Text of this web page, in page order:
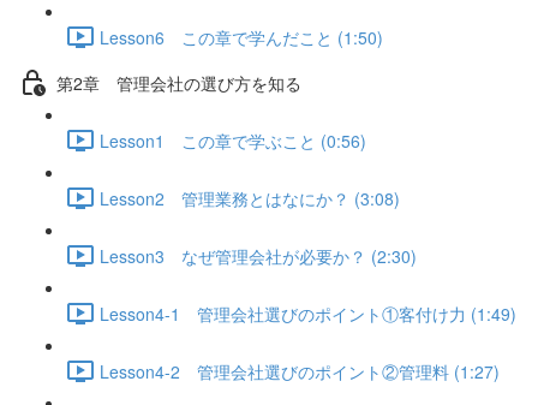
Lesson6 この章で学んだこと (1:50)
第2章 管理会社の選び方を知る
Lesson1 この章で学ぶこと (0:56)
Lesson2 管理業務とはなにか？ (3:08)
Lesson3 なぜ管理会社が必要か？ (2:30)
Lesson4-1 管理会社選びのポイント①客付け力 (1:49)
Lesson4-2 管理会社選びのポイント②管理料 (1:27)